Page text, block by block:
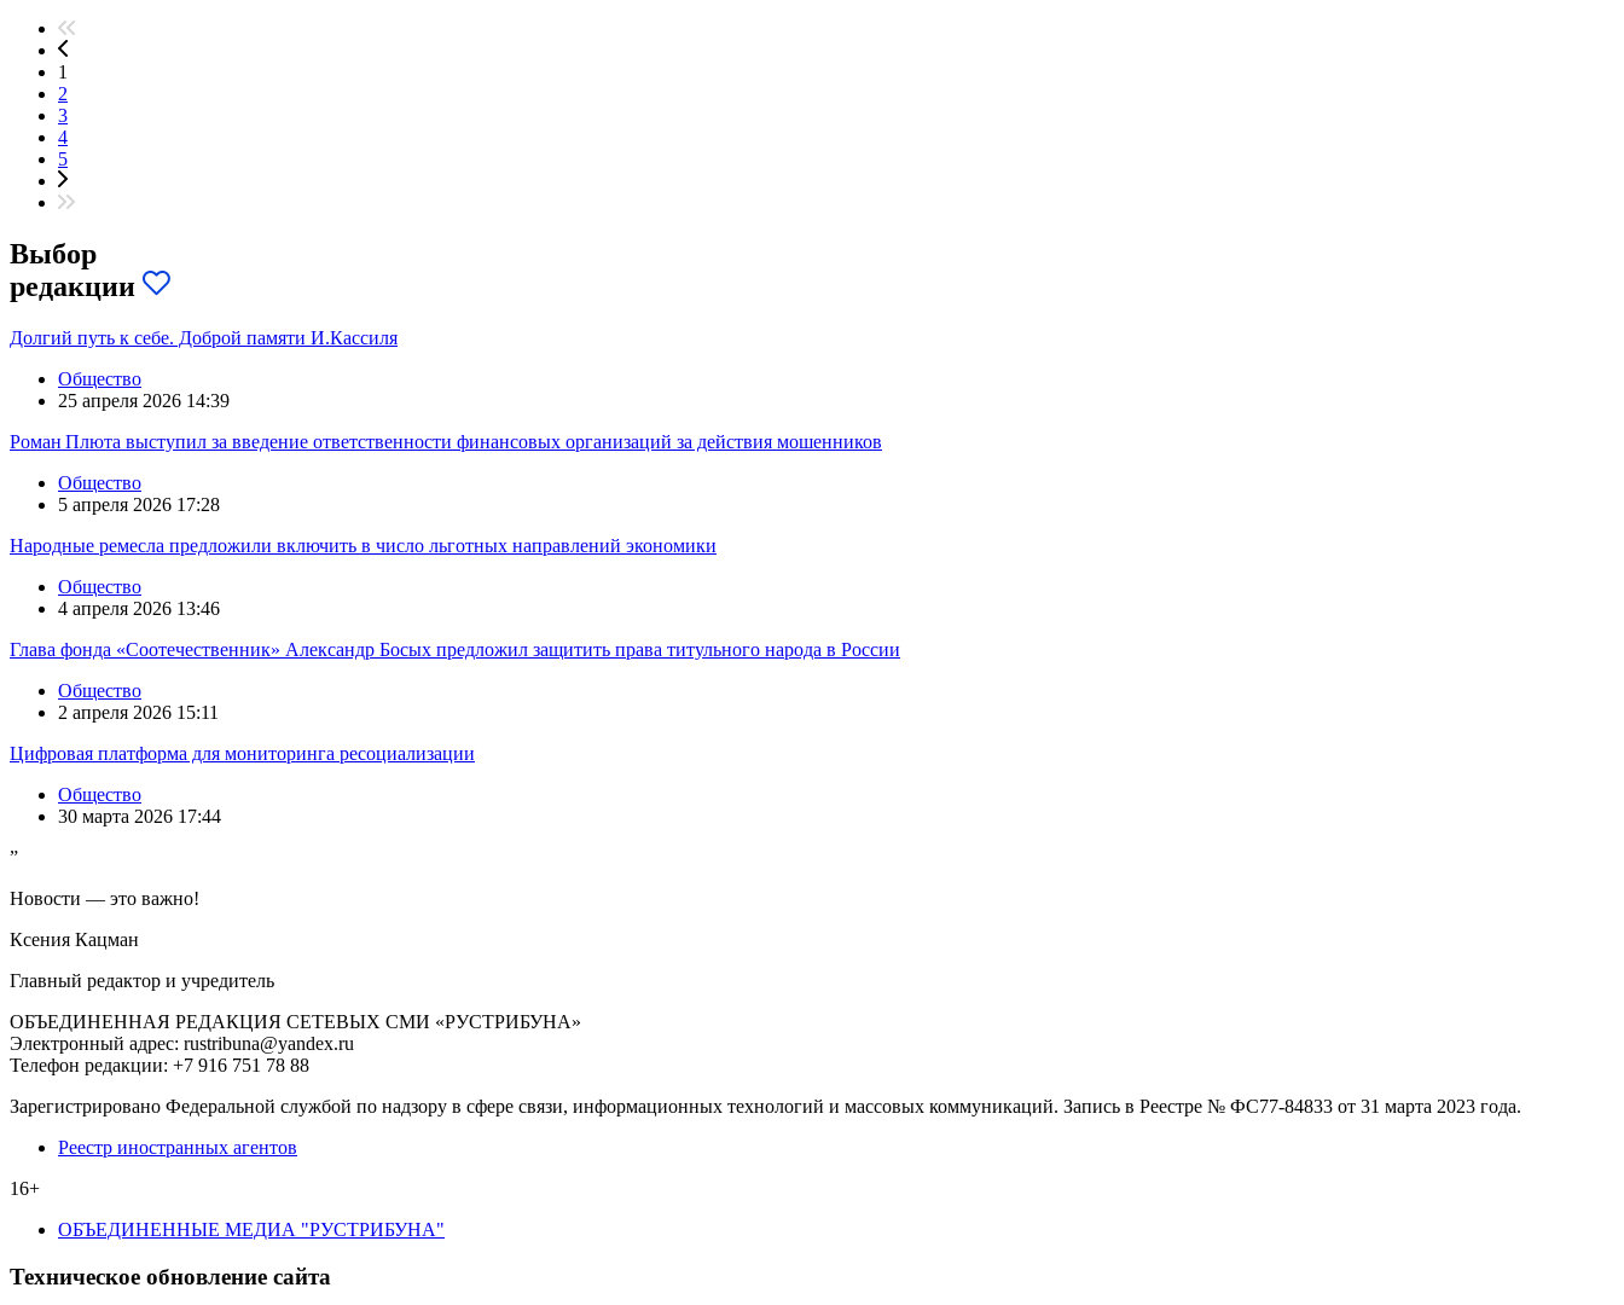
1
2
3
4
5
Выбор
редакции
Долгий путь к себе. Доброй памяти И.Кассиля
Общество
25 апреля 2026 14:39
Роман Плюта выступил за введение ответственности финансовых организаций за действия мошенников
Общество
5 апреля 2026 17:28
Народные ремесла предложили включить в число льготных направлений экономики
Общество
4 апреля 2026 13:46
Глава фонда «Соотечественник» Александр Босых предложил защитить права титульного народа в России
Общество
2 апреля 2026 15:11
Цифровая платформа для мониторинга ресоциализации
Общество
30 марта 2026 17:44
”
Новости — это важно!
Ксения Кацман
Главный редактор и учредитель
ОБЪЕДИНЕННАЯ РЕДАКЦИЯ СЕТЕВЫХ СМИ «РУСТРИБУНА»
Электронный адрес: rustribuna@yandex.ru
Телефон редакции: +7 916 751 78 88
Зарегистрировано Федеральной службой по надзору в сфере связи, информационных технологий и массовых коммуникаций. Запись в Реестре № ФС77-84833 от 31 марта 2023 года.
Реестр иностранных агентов
16+
ОБЪЕДИНЕННЫЕ МЕДИА "РУСТРИБУНА"
Техническое обновление сайта